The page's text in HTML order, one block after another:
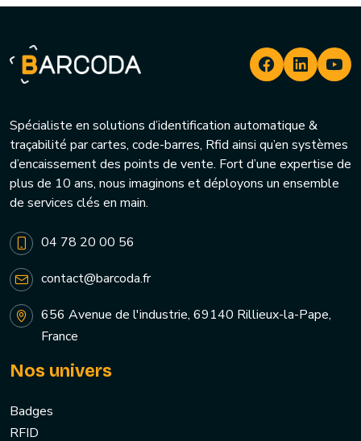
Spécialiste en solutions d’identification automatique &
traçabilité par cartes, code-barres, Rfid ainsi qu’en systèmes
d’encaissement des points de vente. Fort d’une expertise de
plus de 10 ans, nous imaginons et déployons un ensemble
de services clés en main.
04 78 20 00 56
contact@barcoda.fr
656 Avenue de l'industrie, 69140 Rillieux-la-Pape,
France
Nos univers
Badges
RFID